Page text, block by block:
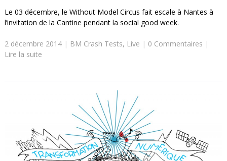
Le 03 décembre, le Without Model Circus fait escale à Nantes à
l’invitation de la Cantine pendant la social good week.
2 décembre 2014| BM Crash Tests, Live | 0 Commentaires |
Lire la suite